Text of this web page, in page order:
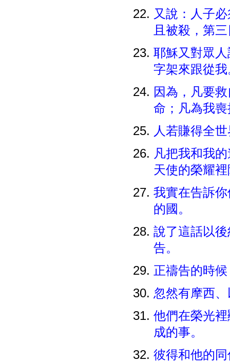
又說：人子
且被殺，第
耶穌又對眾
字架來跟從
因為，凡要
命；凡為我
人若賺得全
凡把我和我
天使的榮耀
我實在告訴
的國。
說了這話以
告。
正禱告的時
忽然有摩西
他們在榮光
成的事。
彼得和他的